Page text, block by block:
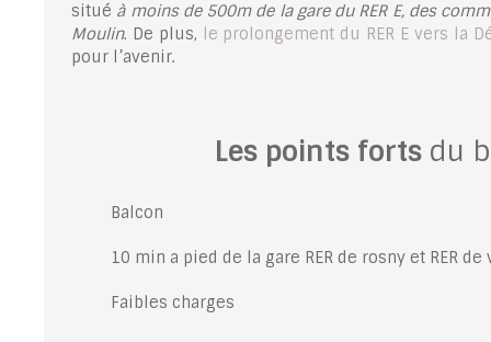
situé à moins de 500m de la gare du RER E, des
Moulin. De plus,
le prolongement du RER E vers la
pour l’avenir.
Les points forts du
Balcon
10 min a pied de la gare RER de rosny et RER de
Faibles charges